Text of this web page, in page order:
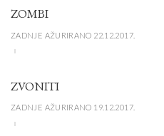
ZOMBI
ZADNJE AŽURIRANO 22.12.2017.
ZVONITI
ZADNJE AŽURIRANO 19.12.2017.